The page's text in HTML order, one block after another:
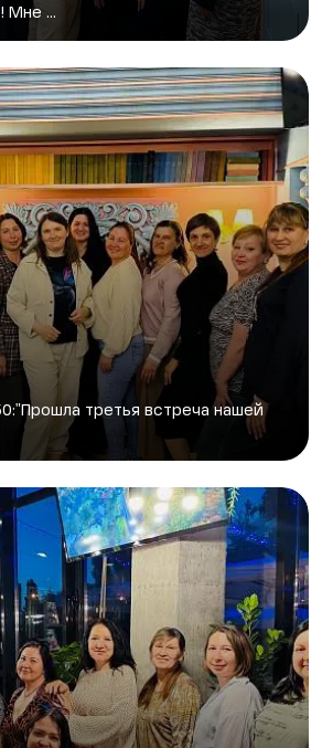
Мне ...
третья встреча нашей